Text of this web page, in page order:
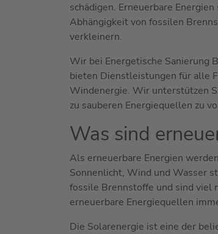
schädigen. Erneuerbare
Abhängigkeit von fossilen
verkleinern.
Wir bei Energetische Sanierung
bieten Dienstleistungen für alle
Windenergie. Wir unterstützen
zu sauberen Energiequellen zu
Was sind
Als erneuerbare Energien
Sonnenlicht, Wind und Wasser
fossile Brennstoffe und sind viel
erneuerbare Energiequellen
Die Solarenergie ist eine der